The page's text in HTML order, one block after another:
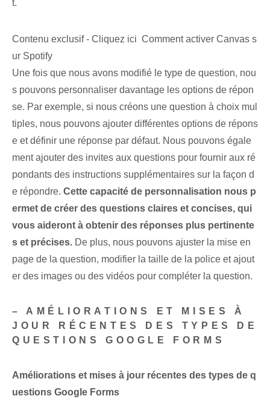
t.
Contenu exclusif - Cliquez ici Comment activer Canvas s
ur Spotify
Une fois que nous avons modifié le type de question, nou
s pouvons personnaliser davantage les options de répon
se. Par exemple, si nous créons une question à choix mul
tiples, nous pouvons ajouter différentes options de répons
e et définir une réponse par défaut. Nous pouvons égale
ment ajouter des invites aux questions pour fournir aux ré
pondants des instructions supplémentaires sur la façon d
e répondre.⁢ Cette capacité de personnalisation nous p
ermet de créer des questions claires et concises, qui
vous aideront à obtenir des réponses plus pertinente
s et précises. De plus, nous pouvons ajuster la mise en
page de la question, modifier la taille de la police et ajout
er des images ou des vidéos pour compléter la question.
– AMÉLIORATIONS ET MISES À
JOUR RÉCENTES DES TYPES DE
QUESTIONS GOOGLE FORMS
Améliorations et mises à jour récentes des types de q
uestions Google Forms